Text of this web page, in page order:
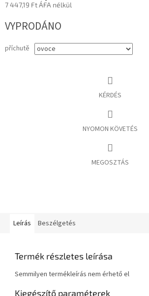
7 447,19 Ft ÁFA nélkül
VYPRODÁNO
příchutě
KÉRDÉS
NYOMON KÖVETÉS
MEGOSZTÁS
Leírás Beszélgetés
Termék részletes leírása
Semmilyen termékleírás nem érhető el
Kiegészítő paraméterek